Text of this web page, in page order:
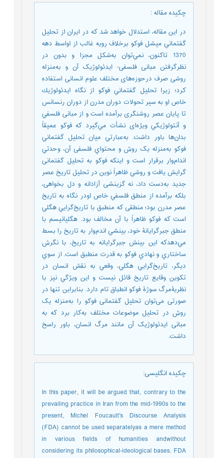
چکیده مقاله:
در اين مقاله، استدلال خواهد شد که در ایران از تحليل
گفتماني میشل فوکو برخلاف رویه غالب از اواسط دهه
1370 تاکنون، نمي‌توان به‌شكل مجزا و بدون در
نظرگرفتن مبانی فلسفی- ایدئولوژیک آن و به‌منزله
روشی صرف درحوزه‌های مختلف علوم انسانی استفاده
کرد؛ زیرا تحليل گفتماني فوكو از نگاه ايدئولوژيك
خاص او به سیر تحولات دوران مدرن از دوران رنسانس
تا پایان عصر روشنگری برآمده است و از مبانی فلسفي
و آنتولوژيكي ویژه‌ای نشأت مي‌گيرد كه فوكو عميقاً
بدان‌ها باور داشت. به‌عبارتي ميان تحليل گفتماني
فوكو به‌منزله یک روش و محتواي فلسفی آن، وحدتي
اندام‌وار برقرار است و اينكه فوكو به تحليل گفتمانی
گرايش یافت و روشي ظاهراً نوين در تحليل تاريخ عصر
جدید به‌دست داد، نه گزينشی آزادانه و دل بخواهی،
بلکه برآمده از منطق فلسفي خاص اودر نگاه به تاریخ
عصر مدرن بود؛ منطقی كه منطبق با تاريخ‌گرايي هگلي
است که فوکو ظاهراً با آن مخالف بود. هگليانيسم با
منطق جبرگرايانۀ خود، بينشي اندم‌وار به تاريخ را بسط
مي‌دهدكه اين بينش جبرگرايانه به تاريخ، با نگرش
ساختاري و نهادي فوكو به قدرت منطبق است. از سوي
ديگر، تاريخ‌گرايي هگلي، وقعي به نقش انسان در
تكوين وقايع تاريخ قائل نيست و اين ويژگي نيز با
نظريۀمرگ سوژۀ‌ فوكو انطباق تام دارد. بنابراین تنها در
صورتی می‌توان تحلیل گفتمانی فوکو را به‌منزله یک
روش در تحلیل موضوعات مختلف به‌کار برد که به
مبانی ایدئولوژیک آن مانند مرگ انسان، باور راسخ
داشت.
چکیده انگلیسی:
In this paper, it will be argued that, contrary to the
prevailing practice in Iran from the mid-1990s to the
present, Michel Foucault's Discourse Analysis
(FDA) cannot be used separatelyas a mere method
in various fields of humanities andwithout
considering its philosophical-ideological bases. FDA